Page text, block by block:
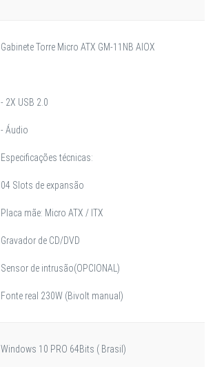
Gabinete Torre Micro ATX GM-11NB AIOX
- 2X USB 2.0
- Áudio
Especificações técnicas:
04 Slots de expansão
Placa mãe: Micro ATX / ITX
Gravador de CD/DVD
Sensor de intrusão(OPCIONAL)
Fonte real 230W (Bivolt manual)
Windows 10 PRO 64Bits ( Brasil)